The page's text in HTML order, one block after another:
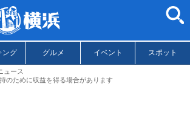
ング グルメ イベント スポット
ュース
のために収益を得る場合があります